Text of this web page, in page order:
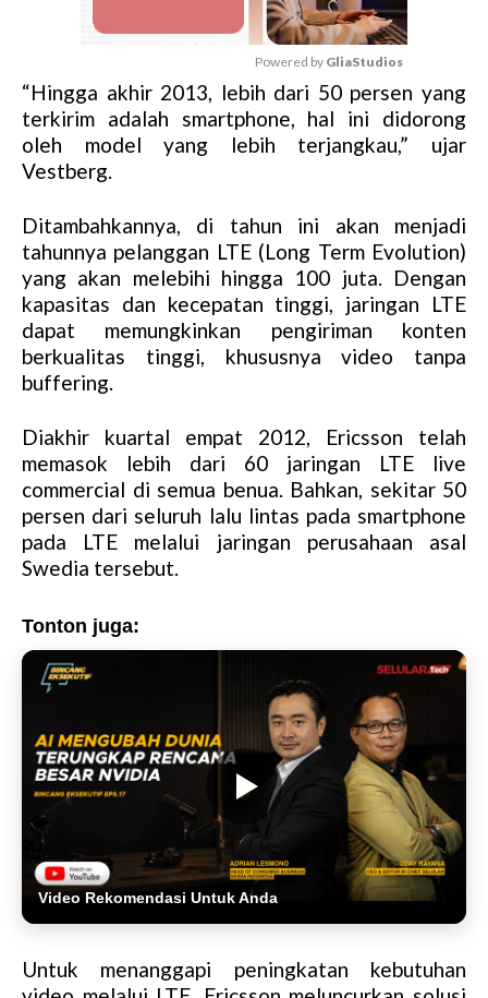
M
u
t
Powered by GliaStudios
“Hingga akhir 2013, lebih dari 50 persen yang
terkirim adalah smartphone, hal ini didorong
oleh model yang lebih terjangkau,” ujar
Vestberg.
Ditambahkannya, di tahun ini akan menjadi
tahunnya pelanggan LTE (Long Term Evolution)
yang akan melebihi hingga 100 juta. Dengan
kapasitas dan kecepatan tinggi, jaringan LTE
dapat memungkinkan pengiriman konten
berkualitas tinggi, khususnya video tanpa
buffering.
Diakhir kuartal empat 2012, Ericsson telah
memasok lebih dari 60 jaringan LTE live
commercial di semua benua. Bahkan, sekitar 50
persen dari seluruh lalu lintas pada smartphone
pada LTE melalui jaringan perusahaan asal
Swedia tersebut.
Tonton juga:
Video Rekomendasi Untuk Anda
Untuk menanggapi peningkatan kebutuhan